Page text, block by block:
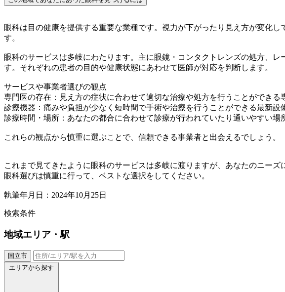
眼科は目の健康を提供する重要な業種です。視力が下がったり見え方が変化
す。
眼科のサービスは多岐にわたります。主に眼鏡・コンタクトレンズの処方、
す。それぞれの患者の目的や健康状態にあわせて医師が対応を判断します。
サービスや事業者選びの観点
専門医の存在：見え方の症状に合わせて適切な治療や処方を行うことができ
診療機器：痛みや負担が少なく短時間で手術や治療を行うことができる最新設
診療時間・場所：あなたの都合に合わせて診療が行われていたり通いやすい
これらの観点から慎重に選ぶことで、信頼できる事業者と出会えるでしょう。
これまで見てきたように眼科のサービスは多岐に渡りますが、あなたのニーズ
眼科選びは慎重に行って、ベストな選択をしてください。
執筆年月日：2024年10月25日
検索条件
地域エリア・駅
国立市
エリアから探す